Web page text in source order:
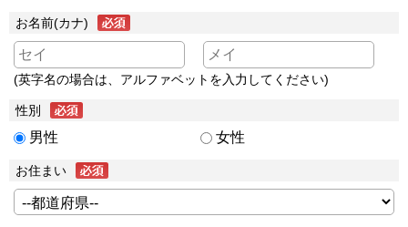
お名前(カナ)
(英字名の場合は、アルファベットを入力してください)
性別
男性 女性
お住まい